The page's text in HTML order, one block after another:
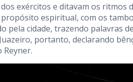
exércitos e ditavam os ritmos
espiritual, com os
pela cidade, trazendo palavras
portanto, declarando